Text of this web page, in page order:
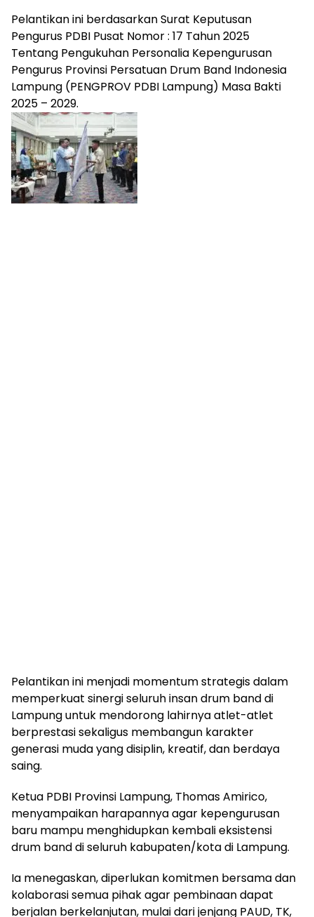
gaya
hidup,
hiburan,
bebas
dari
SARA,
narkoba
dan
berita
asusila
Media
Cetak
dan
Pelantikan ini berdasarkan Surat Keputusan
Pengurus PDBI Pusat Nomor : 17 Tahun 2025
Tentang Pengukuhan Personalia Kepengurusan
Pengurus Provinsi Persatuan Drum Band Indonesia
Lampung (PENGPROV PDBI Lampung) Masa Bakti
2025 – 2029.
Pelantikan ini menjadi momentum strategis dalam
memperkuat sinergi seluruh insan drum band di
Lampung untuk mendorong lahirnya atlet-atlet
berprestasi sekaligus membangun karakter
generasi muda yang disiplin, kreatif, dan berdaya
saing.
Ketua PDBI Provinsi Lampung, Thomas Amirico,
menyampaikan harapannya agar kepengurusan
baru mampu menghidupkan kembali eksistensi
drum band di seluruh kabupaten/kota di Lampung.
Ia menegaskan, diperlukan komitmen bersama dan
kolaborasi semua pihak agar pembinaan dapat
berjalan berkelanjutan, mulai dari jenjang PAUD, TK,